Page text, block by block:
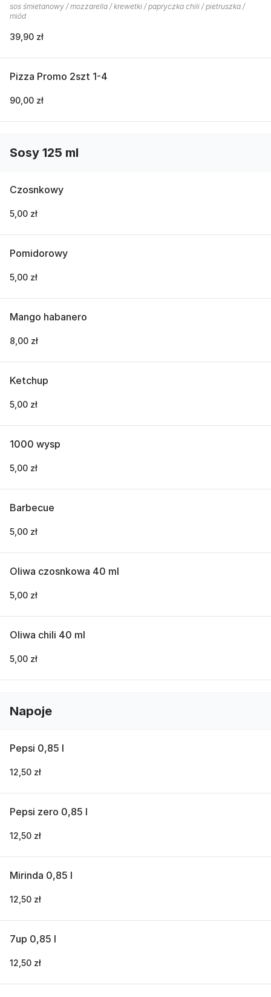
sos śmietanowy / mozzarella / krewetki / papryczka chili / pietruszka /
miód
39,90 zł
Pizza Promo 2szt 1-4
90,00 zł
Sosy 125 ml
Czosnkowy
5,00 zł
Pomidorowy
5,00 zł
Mango habanero
8,00 zł
Ketchup
5,00 zł
1000 wysp
5,00 zł
Barbecue
5,00 zł
Oliwa czosnkowa 40 ml
5,00 zł
Oliwa chili 40 ml
5,00 zł
Napoje
Pepsi 0,85 l
12,50 zł
Pepsi zero 0,85 l
12,50 zł
Mirinda 0,85 l
12,50 zł
7up 0,85 l
12,50 zł